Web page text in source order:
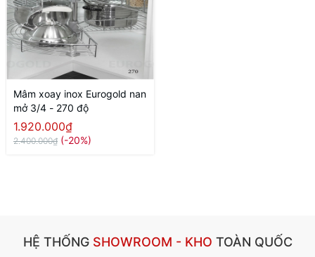
Mâm xoay inox Eurogold nan
mở 3/4 - 270 độ
1.920.000₫
2.400.000₫ (-20%)
HỆ THỐNGSHOWROOM - KHO TOÀN QUỐC